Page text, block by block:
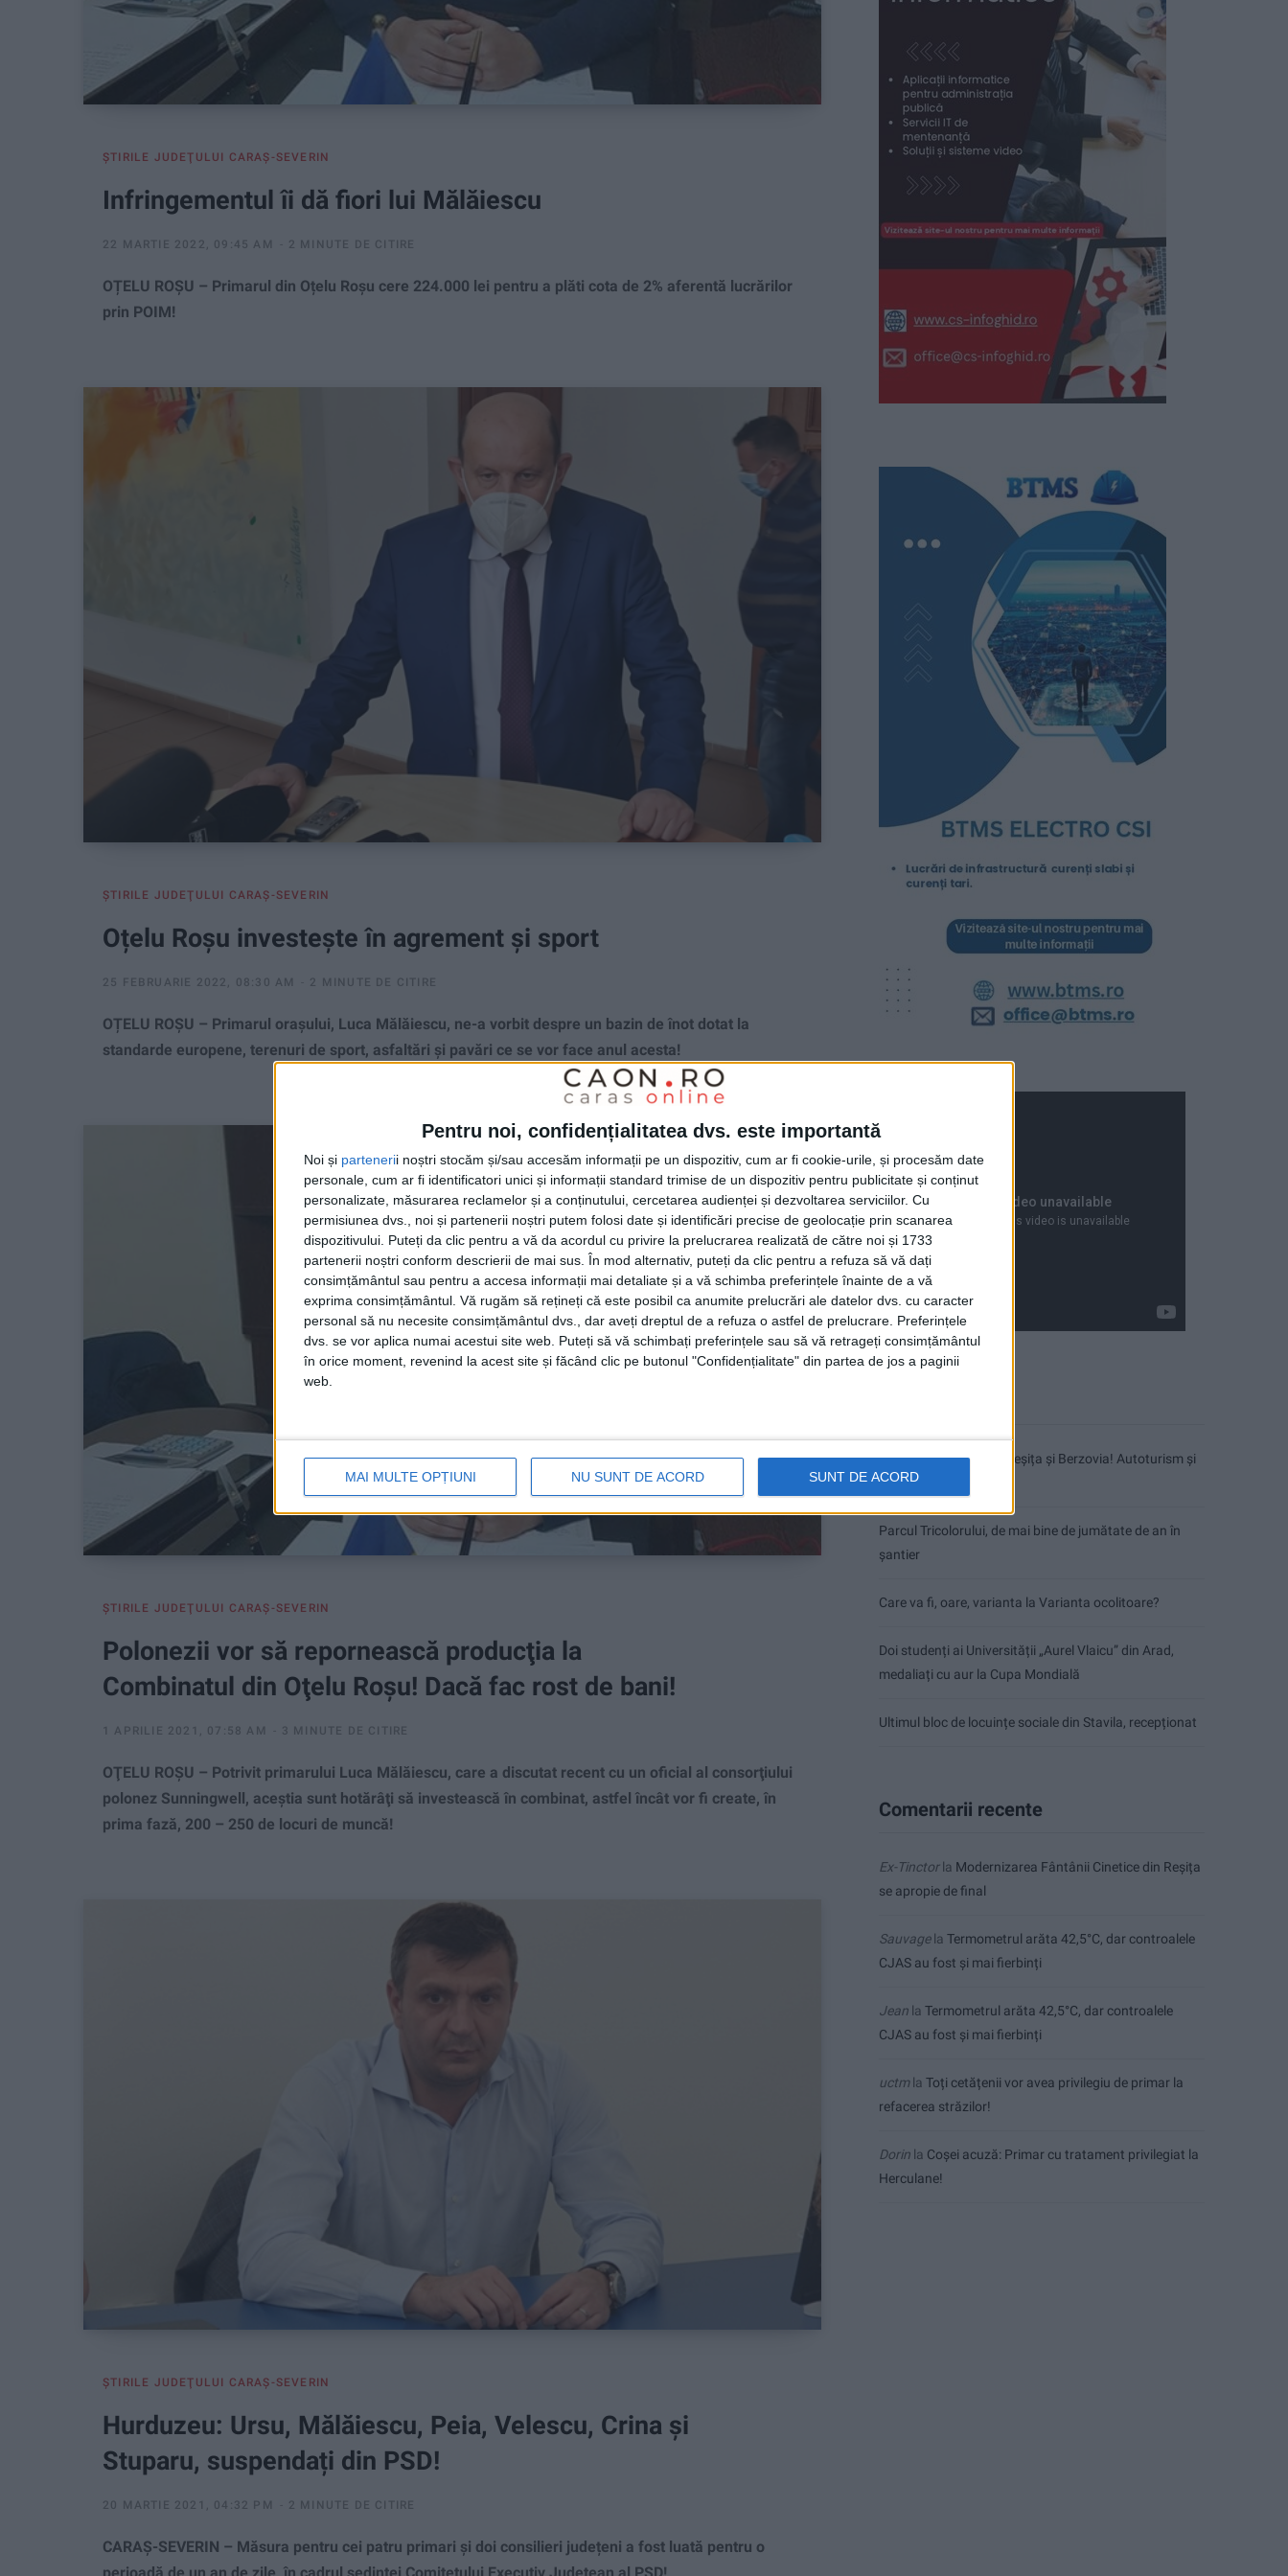
Pentru noi, confidențialitatea dvs. este importantă
Noi și partenerii noștri stocăm și/sau accesăm informații pe un dispozitiv, cum ar fi cookie-urile, și procesăm date
personale, cum ar fi identificatori unici și informații standard trimise de un dispozitiv pentru publicitate și conținut
personalizate, măsurarea reclamelor și a conținutului, cercetarea audienței și dezvoltarea serviciilor. Cu
permisiunea dvs., noi și partenerii noștri putem folosi date și identificări precise de geolocație prin scanarea
dispozitivului. Puteți da clic pentru a vă da acordul cu privire la prelucrarea realizată de către noi și 1733
partenerii noștri conform descrierii de mai sus. În mod alternativ, puteți da clic pentru a refuza să vă dați
consimțământul sau pentru a accesa informații mai detaliate și a vă schimba preferințele înainte de a vă
exprima consimțământul. Vă rugăm să rețineți că este posibil ca anumite prelucrări ale datelor dvs. cu caracter
personal să nu necesite consimțământul dvs., dar aveți dreptul de a refuza o astfel de prelucrare. Preferințele
dvs. se vor aplica numai acestui site web. Puteți să vă schimbați preferințele sau să vă retrageți consimțământul
în orice moment, revenind la acest site și făcând clic pe butonul "Confidențialitate" din partea de jos a paginii
web.
MAI MULTE OPȚIUNI NU SUNT DE ACORD SUNT DE ACORD
ŞTIRILE JUDEŢULUI CARAŞ-SEVERIN
Infringementul îi dă fiori lui Mălăiescu
22 MARTIE 2022, 09:45 AM 2 MINUTE DE CITIRE
OȚELU ROȘU – Primarul din Oțelu Roșu cere 224.000 lei pentru a plăti cota de 2% aferentă lucrărilor
prin POIM!
ŞTIRILE JUDEŢULUI CARAŞ-SEVERIN
Oțelu Roșu investește în agrement și sport
25 FEBRUARIE 2022, 08:30 AM 2 MINUTE DE CITIRE
OȚELU ROȘU – Primarul orașului, Luca Mălăiescu, ne-a vorbit despre un bazin de înot dotat la
standarde europene, terenuri de sport, asfaltări și pavări ce se vor face anul acesta!
ŞTIRILE JUDEŢULUI CARAŞ-SEVERIN
Polonezii vor să repornească producţia la
Combinatul din Oţelu Roşu! Dacă fac rost de bani!
1 APRILIE 2021, 07:58 AM 3 MINUTE DE CITIRE
OŢELU ROŞU – Potrivit primarului Luca Mălăiescu, care a discutat recent cu un oficial al consorţiului
polonez Sunningwell, aceștia sunt hotărâţi să investească în combinat, astfel încât vor fi create, în
prima fază, 200 – 250 de locuri de muncă!
ŞTIRILE JUDEŢULUI CARAŞ-SEVERIN
Hurduzeu: Ursu, Mălăiescu, Peia, Velescu, Crina și
Stuparu, suspendați din PSD!
20 MARTIE 2021, 04:32 PM 2 MINUTE DE CITIRE
CARAȘ-SEVERIN – Măsura pentru cei patru primari și doi consilieri județeni a fost luată pentru o
Accident mortal între Reșița și Berzovia! Autoturism și
TIR în flăcări!
Parcul Tricolorului, de mai bine de jumătate de an în
șantier
Care va fi, oare, varianta la Varianta ocolitoare?
Doi studenți ai Universității „Aurel Vlaicu” din Arad,
medaliați cu aur la Cupa Mondială
Ultimul bloc de locuințe sociale din Stavila, recepționat
Comentarii recente
Ex-Tinctorla Modernizarea Fântânii Cinetice din Reșița
se apropie de final
Sauvagela Termometrul arăta 42,5°C, dar controalele
CJAS au fost și mai fierbinți
Jean la Termometrul arăta 42,5°C, dar controalele
CJAS au fost și mai fierbinți
uctmla Toți cetățenii vor avea privilegiu de primar la
refacerea străzilor!
Dorin la Coșei acuză: Primar cu tratament privilegiat la
Herculane!